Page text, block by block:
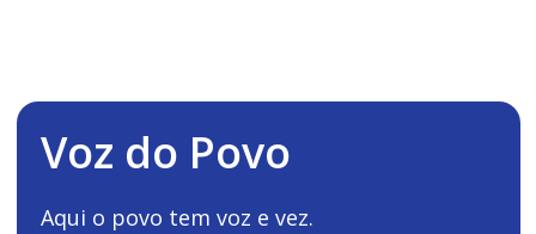
Voz do Povo
Aqui o povo tem voz e vez.